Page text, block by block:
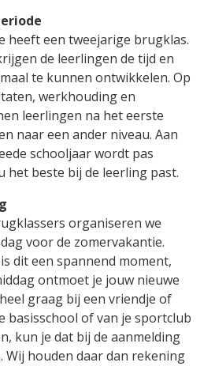
heeft een tweejarige brugklas.
de leerlingen de tijd en
te kunnen ontwikkelen. Op
werkhouding en
leerlingen na het eerste
naar een ander niveau. Aan
schooljaar wordt pas
het beste bij de leerling past.
organiseren we
voor de zomervakantie.
dit een spannend moment,
ontmoet je jouw nieuwe
graag bij een vriendje of
basisschool of van je sportclub
kun je dat bij de aanmelding
Wij houden daar dan rekening